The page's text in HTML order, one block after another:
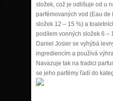
složek, což je odlišuje od u
parfémovaných vod (Eau de
složek 12 – 15 %) a
podílem vonných složek 6 –
Daniel Josier se vyhýbá
ingrediencím a používá
Navazuje tak na tradici
se jeho parfémy řadí do